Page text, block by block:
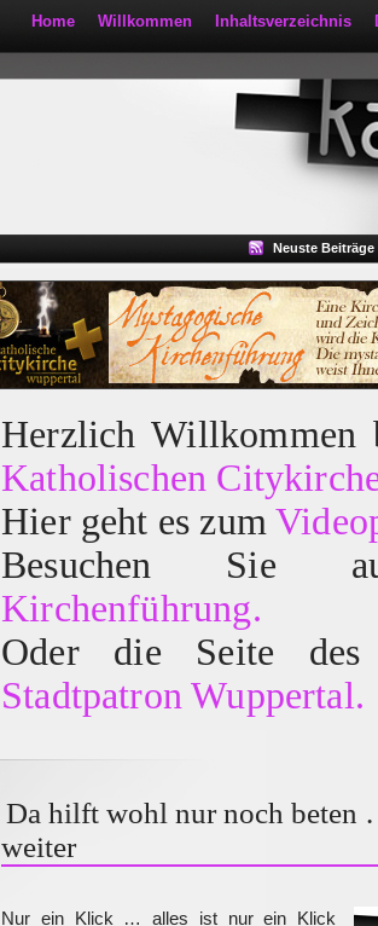
Home Willkommen Inhaltsverzeichnis
Neuste Beiträge
Herzlich
Katholischen
Hier geht es zum
Besuchen
Kirchenführung.
Oder die Seite des
Stadtpatron Wuppertal.
Da hilft wohl nur noch beten
weiter
Nur ein Klick … alles ist nur ein Klick